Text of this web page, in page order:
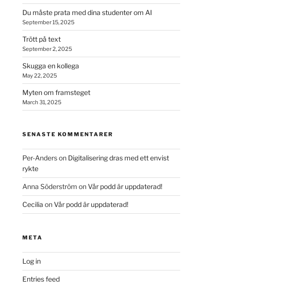
Du måste prata med dina studenter om AI
September 15, 2025
Trött på text
September 2, 2025
Skugga en kollega
May 22, 2025
Myten om framsteget
March 31, 2025
SENASTE KOMMENTARER
Per-Anderson Digitalisering dras med ett envist
rykte
Anna Söderström onVår podd är uppdaterad!
Cecilia onVår podd är uppdaterad!
META
Log in
Entries feed